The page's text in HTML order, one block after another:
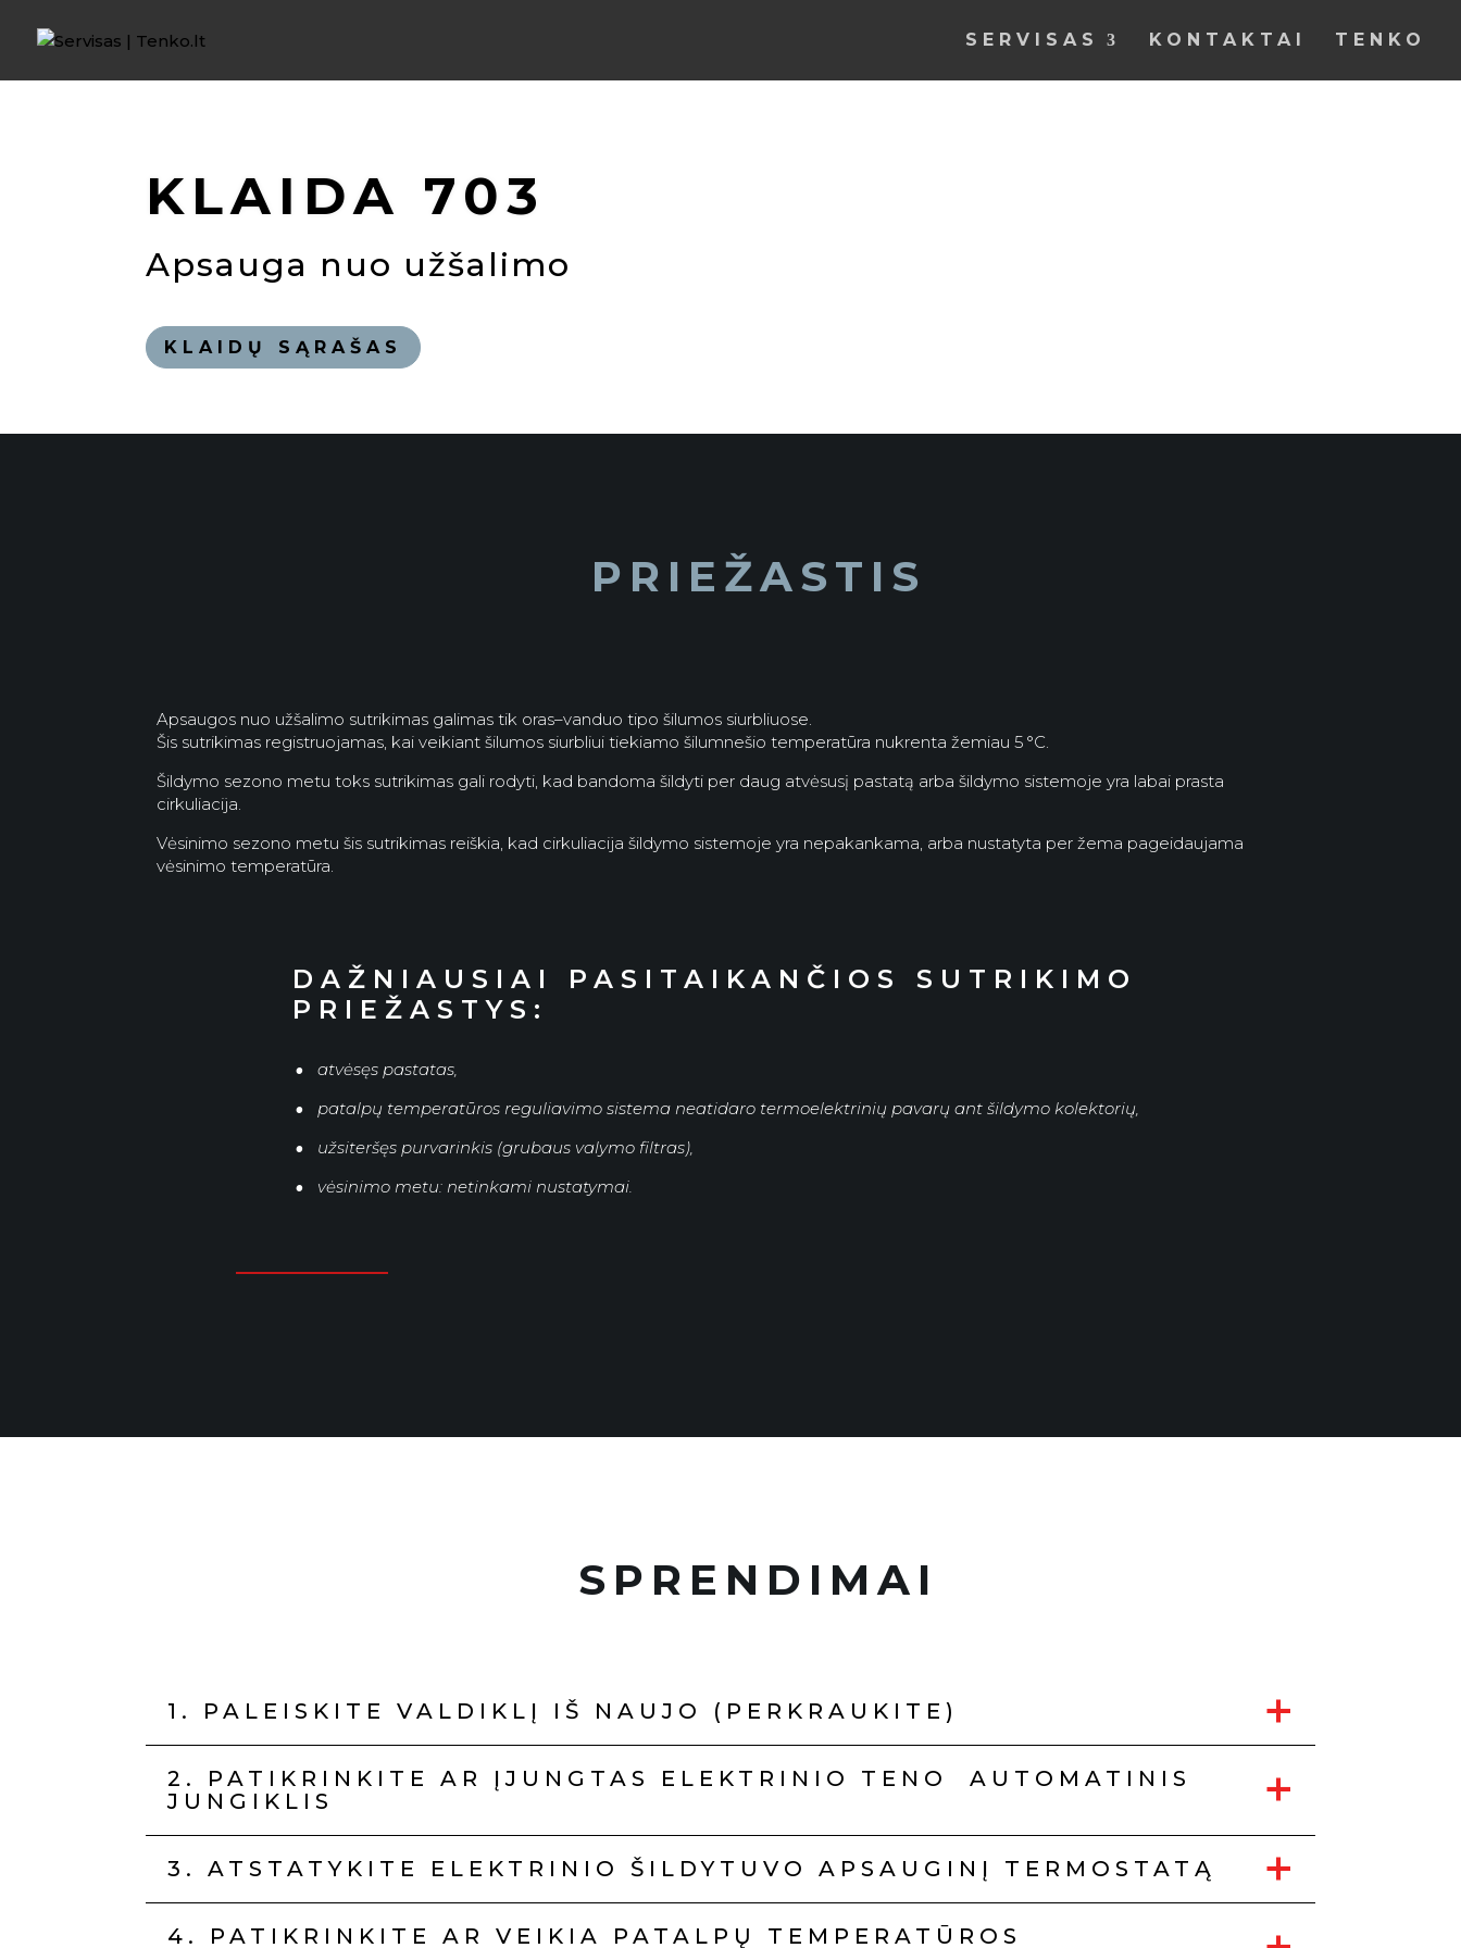
SERVISAS KONTAKTAI TENKO
KLAIDA 703
Apsauga nuo užšalimo
KLAIDŲ SĄRAŠAS
PRIEŽASTIS
Apsaugos nuo užšalimo sutrikimas galimas tik oras–vanduo tipo šilumos siurbliuose.
Šis sutrikimas registruojamas, kai veikiant šilumos siurbliui tiekiamo šilumnešio temperatūra nukrenta žemiau 5 °C.
Šildymo sezono metu toks sutrikimas gali rodyti, kad bandoma šildyti per daug atvėsusį pastatą arba šildymo sistemoje yra labai prasta
cirkuliacija.
Vėsinimo sezono metu šis sutrikimas reiškia, kad cirkuliacija šildymo sistemoje yra nepakankama, arba nustatyta per žema pageidaujama
vėsinimo temperatūra.
DAŽNIAUSIAI PASITAIKANČIOS SUTRIKIMO
PRIEŽASTYS:
atvėsęs pastatas,
patalpų temperatūros reguliavimo sistema neatidaro termoelektrinių pavarų ant šildymo kolektorių,
užsiteršęs purvarinkis (grubaus valymo filtras),
vėsinimo metu: netinkami nustatymai.
SPRENDIMAI
1. PALEISKITE VALDIKLĮ IŠ NAUJO (PERKRAUKITE) +
2. PATIKRINKITE AR ĮJUNGTAS ELEKTRINIO TENO AUTOMATINIS
JUNGIKLIS
+
3. ATSTATYKITE ELEKTRINIO ŠILDYTUVO APSAUGINĮ TERMOSTATĄ +
4. PATIKRINKITE AR VEIKIA PATALPŲ TEMPERATŪROS